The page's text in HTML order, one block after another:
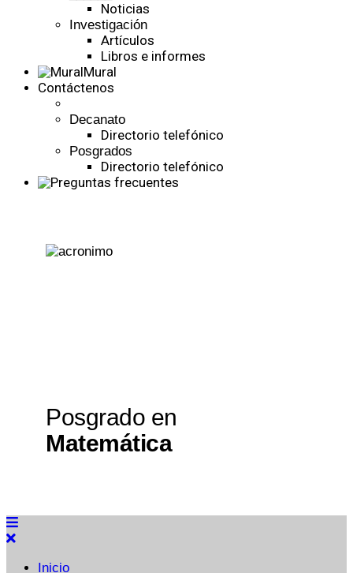
Noticias
Investigación
Artículos
Libros e informes
Mural
Contáctenos
Decanato
Directorio telefónico
Posgrados
Directorio telefónico
Posgrado en
Matemática
Inicio